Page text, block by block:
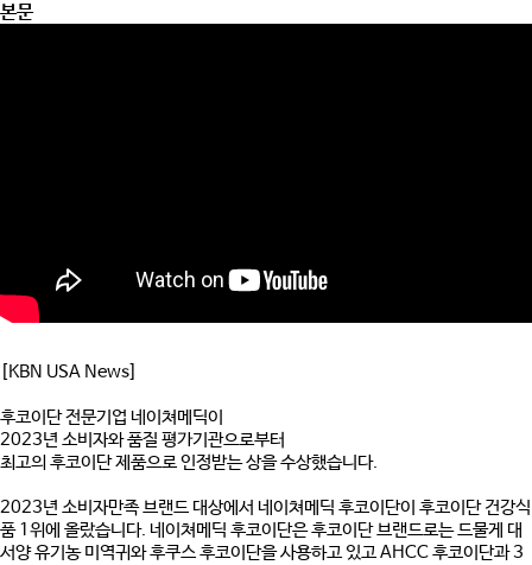
본문
[KBN USA News]
후코이단 전문기업 네이쳐메딕이
2023년 소비자와 품질 평가기관으로부터
최고의 후코이단 제품으로 인정받는 상을 수상했습니다.
2023년 소비자만족 브랜드 대상에서 네이쳐메딕 후코이단이 후코이단 건강식
품 1위에 올랐습니다. 네이쳐메딕 후코이단은 후코이단 브랜드로는 드물게 대
서양 유기농 미역귀와 후쿠스 후코이단을 사용하고 있고 AHCC 후코이단과 3